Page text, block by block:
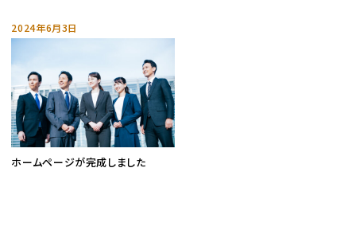
2024年6月3日
ホームページが完成しました